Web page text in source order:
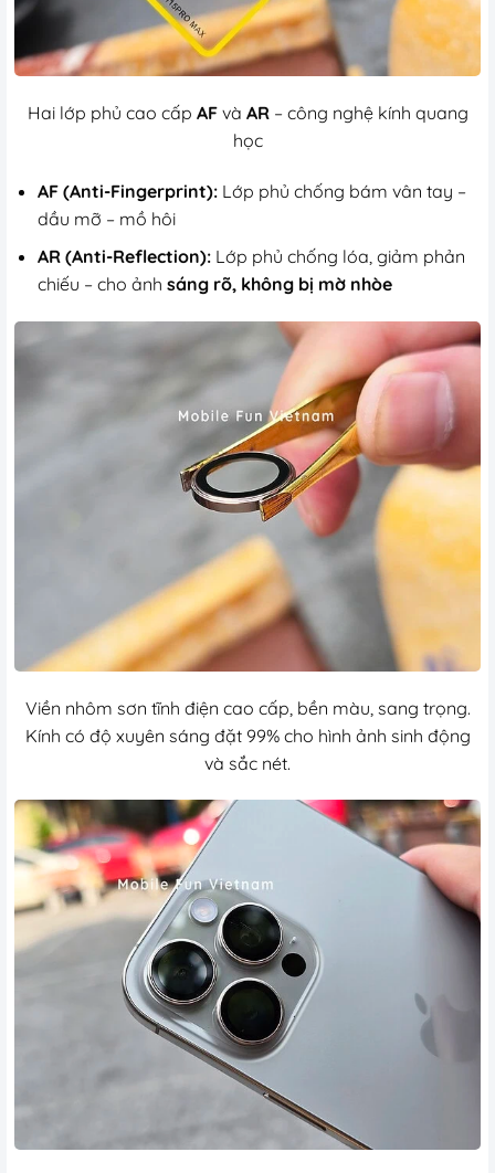
Hai lớp phủ cao cấp AFvà AR– công nghệ kính quang
học
AF (Anti-Fingerprint):Lớp phủ chống bám vân tay –
dầu mỡ – mồ hôi
AR (Anti-Reflection):Lớp phủ chống lóa, giảm phản
chiếu – cho ảnh sáng rõ, không bị mờ nhòe
Viền nhôm sơn tĩnh điện cao cấp, bền màu, sang trọng.
Kính có độ xuyên sáng đặt 99% cho hình ảnh sinh động
và sắc nét.